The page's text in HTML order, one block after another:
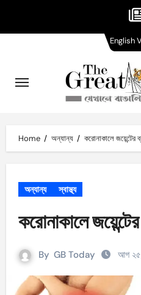
content
Home অন্যান্য করোনাকালে জয়েন্টের
অন্যান্য স্বাস্থ্য
করোনাকালে
By GB Today আগ
English